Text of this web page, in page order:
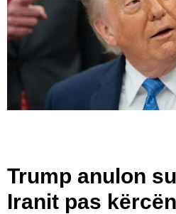
Trump anulon
Iranit pas